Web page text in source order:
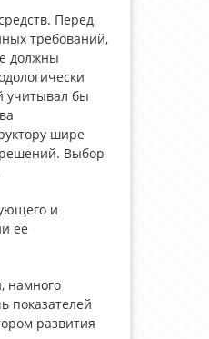
Перед
требований,
должны
учитывал бы
шире
решений. Выбор
и
ее
намного
показателей
развития